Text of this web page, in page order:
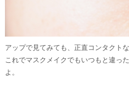
アップで見てみても、正直コンタクト
これでマスクメイクでもいつもと違っ
よ。